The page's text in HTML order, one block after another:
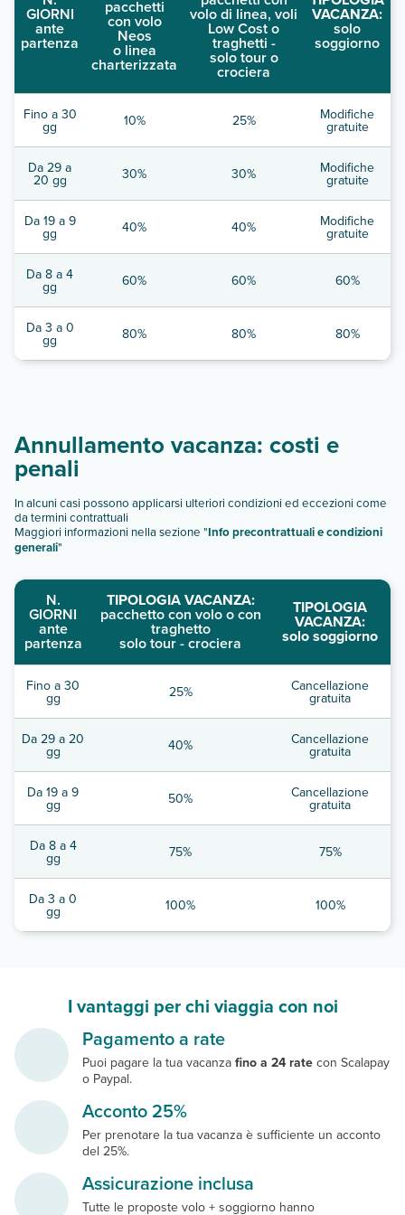
GIORNI
ante
partenza
pacchetti
con volo
Neos
o linea
charterizzata
volo di linea, voli
Low Cost o
traghetti -
solo tour o
crociera
VACANZA:
solo
soggiorno
Fino a 30
gg 10% 25% Modifiche
gratuite
Da 29 a
20 gg 30% 30% Modifiche
gratuite
Da 19 a 9
gg 40% 40% Modifiche
gratuite
Da 8 a 4
gg 60% 60% 60%
Da 3 a 0
gg 80% 80% 80%
Annullamento vacanza: costi e
penali
In alcuni casi possono applicarsi ulteriori condizioni ed eccezioni come
da termini contrattuali
Maggiori informazioni nella sezione "Info precontrattuali e condizioni
generali"
N.
GIORNI
ante
partenza
TIPOLOGIA VACANZA:
pacchetto con volo o con
traghetto
solo tour - crociera
TIPOLOGIA
VACANZA:
solo soggiorno
Fino a 30
gg 25% Cancellazione
gratuita
Da 29 a 20
gg 40% Cancellazione
gratuita
Da 19 a 9
gg 50% Cancellazione
gratuita
Da 8 a 4
gg 75% 75%
Da 3 a 0
gg 100% 100%
I vantaggi per chi viaggia con noi
Pagamento a rate
Puoi pagare la tua vacanza fino a 24 rate con Scalapay
o Paypal.
Acconto 25%
Per prenotare la tua vacanza è sufficiente un acconto
del 25%.
Assicurazione inclusa
Tutte le proposte volo + soggiorno hanno